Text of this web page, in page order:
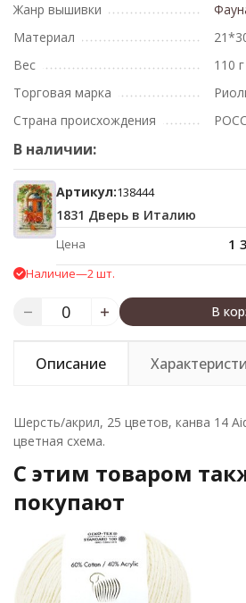
Жанр вышивки
Материал
Вес
110 г
Торговая марка
Страна происхождения
В наличии:
Артикул:138444
1831 Дверь в Италию
Цена 1
Наличие—2 шт.
В
Описание
Шерсть/акрил, 25 цветов, канва 14
цветная схема.
C этим товаром
покупают